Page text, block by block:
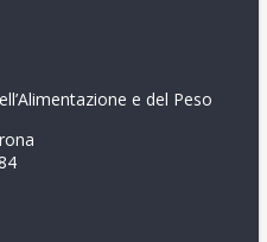
e del Peso